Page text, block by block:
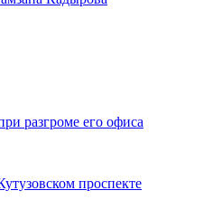
разгроме его офиса
проспекте